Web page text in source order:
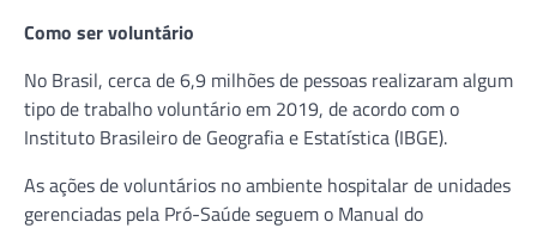
Como ser voluntário
No Brasil, cerca de 6,9 milhões de pessoas realizaram algum
tipo de trabalho voluntário em 2019, de acordo com o
Instituto Brasileiro de Geografia e Estatística (IBGE).
As ações de voluntários no ambiente hospitalar de unidades
gerenciadas pela Pró-Saúde seguem o Manual do